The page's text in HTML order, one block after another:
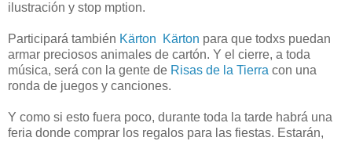
ilustración y stop mption.
Participará también Kärton Kärton para que todxs puedan
armar preciosos animales de cartón. Y el cierre, a toda
música, será con la gente de Risas de la Tierra con una
ronda de juegos y canciones.
Y como si esto fuera poco, durante toda la tarde habrá una
feria donde comprar los regalos para las fiestas. Estarán,